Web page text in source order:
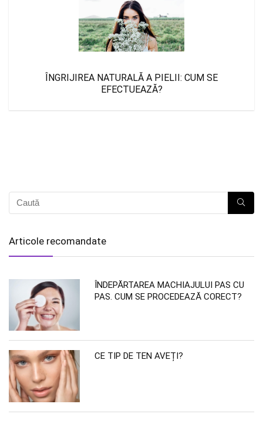
ÎNGRIJIREA NATURALĂ A PIELII: CUM SE
EFECTUEAZĂ?
Articole recomandate
ÎNDEPĂRTAREA MACHIAJULUI PAS CU
PAS. CUM SE PROCEDEAZĂ CORECT?
CE TIP DE TEN AVEȚI?